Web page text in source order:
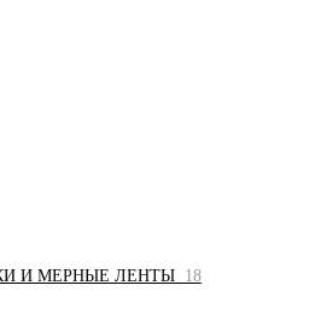
И МЕРНЫЕ ЛЕНТЫ 18